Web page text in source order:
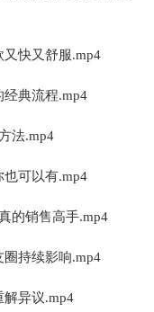
快又舒服.mp4
典流程.mp4
法.mp4
可以有.mp4
的销售高手.mp4
持续影响.mp4
异议.mp4